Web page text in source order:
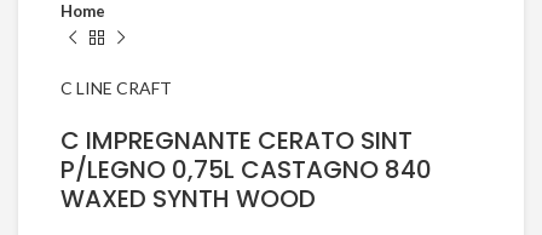
Home
C LINE CRAFT
C IMPREGNANTE CERATO SINT
P/LEGNO 0,75L CASTAGNO 840
WAXED SYNTH WOOD